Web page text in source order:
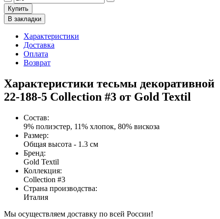
Купить
В закладки
Характеристики
Доставка
Оплата
Возврат
Характеристики тесьмы декоративной
22-188-5 Collection #3 от Gold Textil
Состав:
9% полиэстер, 11% хлопок, 80% вискоза
Размер:
Общая высота - 1.3 см
Бренд:
Gold Textil
Коллекция:
Collection #3
Страна производства:
Италия
Мы осуществляем доставку по всей России!